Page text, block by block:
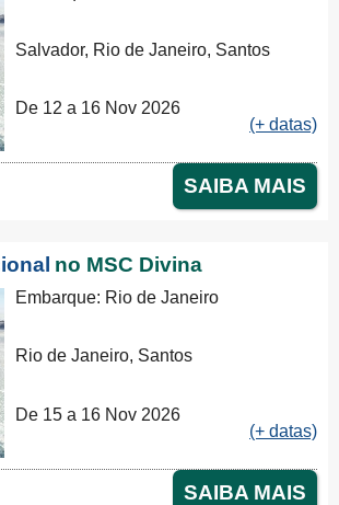
Salvador, Rio de Janeiro, Santos
De 12 a 16 Nov 2026
(+ datas)
SAIBA MAIS
no MSC Divina
Embarque: Rio de Janeiro
Rio de Janeiro, Santos
De 15 a 16 Nov 2026
(+ datas)
SAIBA MAIS